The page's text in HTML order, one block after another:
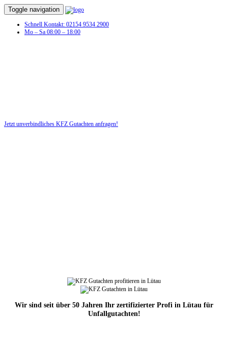
Toggle navigation
Schnell Kontakt: 02154 9534 2900
Mo – Sa 08:00 – 18:00
Jetzt unverbindliches KFZ Gutachten anfragen!
Wir sind seit über 50 Jahren Ihr zertifizierter Profi in Lütau für
Unfallgutachten!